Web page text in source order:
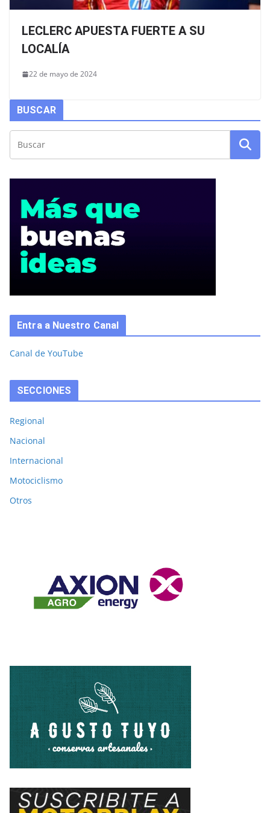
LECLERC APUESTA FUERTE A SU
LOCALÍA
22 de mayo de 2024
BUSCAR
Entra a Nuestro Canal
Canal de YouTube
SECCIONES
Regional
Nacional
Internacional
Motociclismo
Otros